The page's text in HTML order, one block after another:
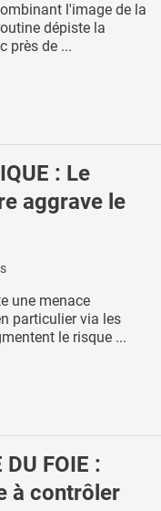
l'image de la
dépiste la
près de ...
: Le
aggrave le
une menace
particulier via les
le risque ...
DU FOIE :
à contrôler